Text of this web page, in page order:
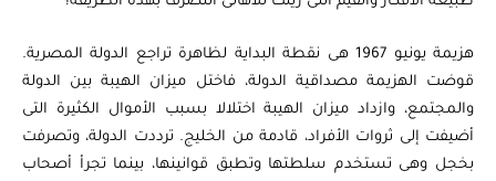
هزيمة يونيو 1967 هى نقطة البداية لظاهرة تراجع الدولة المصرية.
قوضت الهزيمة مصداقية الدولة، فاختل ميزان الهيبة بين الدولة
والمجتمع، وازداد ميزان الهيبة اختلالا بسبب الأموال الكثيرة التى
أضيفت إلى ثروات الأفراد، قادمة من الخليج. ترددت الدولة، وتصرفت
بخجل وهى تستخدم سلطتها وتطبق قوانينها، بينما تجرأ أصحاب